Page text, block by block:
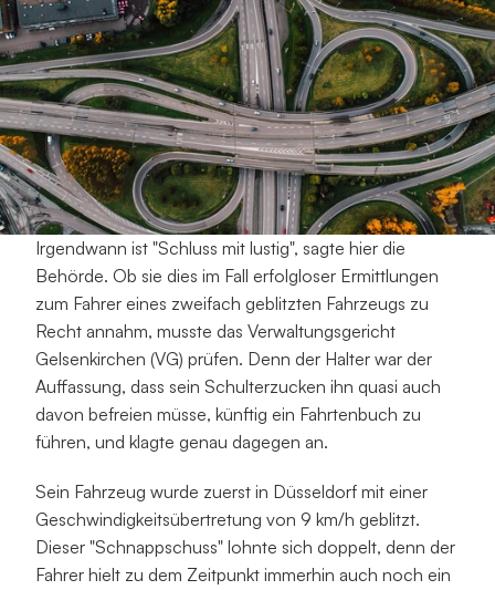
Irgendwann ist "Schluss mit lustig", sagte hier die
Behörde. Ob sie dies im Fall erfolgloser Ermittlungen
zum Fahrer eines zweifach geblitzten Fahrzeugs zu
Recht annahm, musste das Verwaltungsgericht
Gelsenkirchen (VG) prüfen. Denn der Halter war der
Auffassung, dass sein Schulterzucken ihn quasi auch
davon befreien müsse, künftig ein Fahrtenbuch zu
führen, und klagte genau dagegen an.
Sein Fahrzeug wurde zuerst in Düsseldorf mit einer
Geschwindigkeitsübertretung von 9 km/h geblitzt.
Dieser "Schnappschuss" lohnte sich doppelt, denn der
Fahrer hielt zu dem Zeitpunkt immerhin auch noch ein